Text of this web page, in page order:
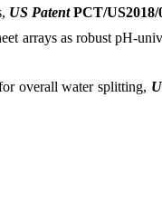
US Patent PCT/US2018/
arrays as robust pH-
overall water splitting,